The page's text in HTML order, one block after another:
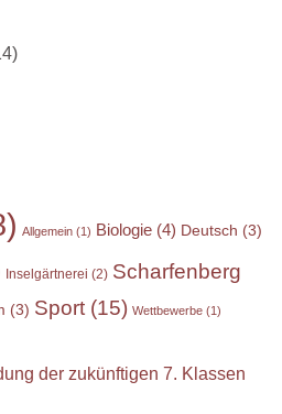
Allgemein (1) Biologie (4) Deutsch (3)
Inselgärtnerei (2) Scharfenberg
(3) Sport (15) Wettbewerbe (1)
der zukünftigen 7. Klassen